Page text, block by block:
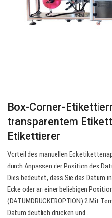
Box-Corner-
transparentem
Etikettierer
Vorteil des manuellen
durch Anpassen der Position des
Dies bedeutet, dass Sie das Datum
Ecke oder an einer beliebigen
(DATUMDRUCKEROPTION) 2.Mit
Datum deutlich drucken und…